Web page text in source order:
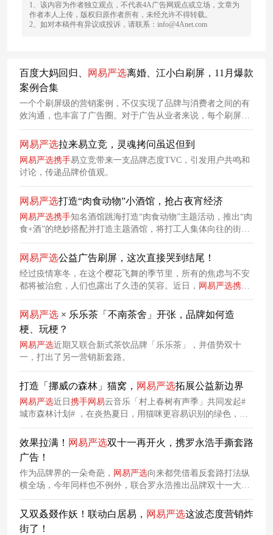
1、该内容为作者独立观点，不代表4A广告网观点或立场，文章为
作者本人上传，版权归原作者所有，未经允许不得转载。
2、如对本稿件有异议或投诉，请联系：info@4Anet.com
百度大妈回归、 网易严选离婚、江小白刷屏，11月爆款
案例合集
一个个刷屏级的营销案例，不仅实现了品牌与消费者之间的有
效沟通，也丰富了广告圈。对于广告从业者来说，每个刷屏级
的优秀案例都是汲取养料的范本，一起来看看吧！
网易严选拉来易立竞，灵魂拷问虽迟但到
网易严选携手易立竞带来一支品牌态度TVC，引发用户共鸣和
讨论，传递品牌价值观。
网易严选打造“肉食动物”小酒馆，抢占夜宵经济
网易严选携手知名酒馆跳海打造“肉食动物”主题活动，推出“肉
食+酒”的绝妙搭配并打造主题酒馆，将打工人集体向往的街边
酒馆文化推向“品质同频”的新高潮。
网易严选公益广告刷屏，这次直接哭到结尾！
经过疫情寒冬，在这个樱花飞舞的季节里，所有的焦虑与不安
都将被治愈，人们也露出了久违的笑容。近日， 网易严选携手
樱花公益大使袁弘推出一支暖心的广告片，以此来纪念这个来
之不易的春天，同时向那些勇敢无畏的逆行者们致敬。
网易严选 × 乐乐茶「不南茶舍」开张，品牌如何造
梗、玩梗？
网易严选近期又联合新式茶饮品牌「乐乐茶」，并借势双十
一，打出了另一营销新套路。
打造「挪威の森林」猫窝， 网易严选拓展公益新边界
网易严选近日 携手网易云音乐「村上春树有声季」共同发起#
城市森林计划# ，在炎热夏日，用猫咪更容易识别的绿色，为
它们造一片避暑的「挪威の森林」。
效果拉满！ 网易严选双十一再开火，携罗永浩手撕套路
广告！
作为品牌界的一朵奇葩， 网易严选向来都凭借着反套路打法纵
横全场，今年同样也不例外，联合罗永浩推出品牌双十一大片
《啥是好东西》，锚定一系列套路广告精准开炮。
又双叒叕作妖！联动白居易， 网易严选这波态度营销炸
街了！